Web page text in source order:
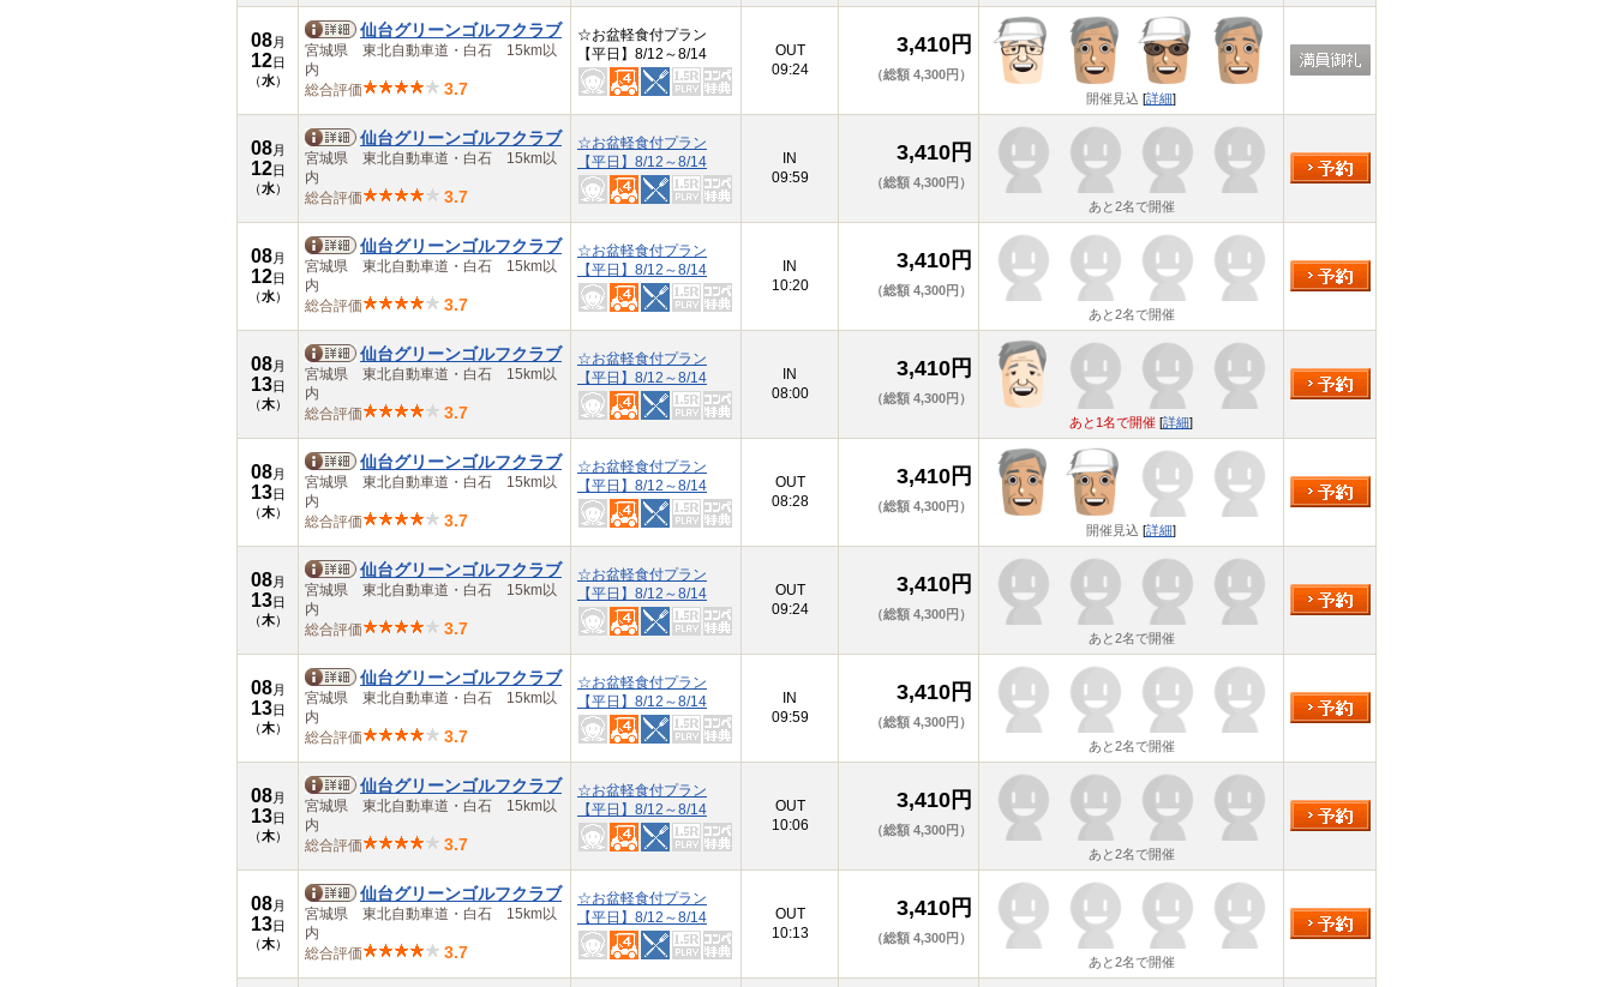
08月
12日
（水）
仙台グリーンゴルフクラブ
宮城県 東北自動車道・白石 15km以
内
総合評価
3.7
☆お盆軽食付プラン
【平日】8/12～8/14
OUT
09:24
3,410円
（総額 4,300円）
開催見込 [詳細]
08月
12日
（水）
仙台グリーンゴルフクラブ
宮城県 東北自動車道・白石 15km以
内
総合評価
3.7
☆お盆軽食付プラン
【平日】8/12～8/14
IN
09:59
3,410円
（総額 4,300円）
あと2名で開催
08月
12日
（水）
仙台グリーンゴルフクラブ
宮城県 東北自動車道・白石 15km以
内
総合評価
3.7
☆お盆軽食付プラン
【平日】8/12～8/14
IN
10:20
3,410円
（総額 4,300円）
あと2名で開催
08月
13日
（木）
仙台グリーンゴルフクラブ
宮城県 東北自動車道・白石 15km以
内
総合評価
3.7
☆お盆軽食付プラン
【平日】8/12～8/14
IN
08:00
3,410円
（総額 4,300円）
あと1名で開催 [詳細]
08月
13日
（木）
仙台グリーンゴルフクラブ
宮城県 東北自動車道・白石 15km以
内
総合評価
3.7
☆お盆軽食付プラン
【平日】8/12～8/14
OUT
08:28
3,410円
（総額 4,300円）
開催見込 [詳細]
08月
13日
（木）
仙台グリーンゴルフクラブ
宮城県 東北自動車道・白石 15km以
内
総合評価
3.7
☆お盆軽食付プラン
【平日】8/12～8/14
OUT
09:24
3,410円
（総額 4,300円）
あと2名で開催
08月
13日
（木）
仙台グリーンゴルフクラブ
宮城県 東北自動車道・白石 15km以
内
総合評価
3.7
☆お盆軽食付プラン
【平日】8/12～8/14
IN
09:59
3,410円
（総額 4,300円）
あと2名で開催
08月
13日
（木）
仙台グリーンゴルフクラブ
宮城県 東北自動車道・白石 15km以
内
総合評価
3.7
☆お盆軽食付プラン
【平日】8/12～8/14
OUT
10:06
3,410円
（総額 4,300円）
あと2名で開催
08月
13日
（木）
仙台グリーンゴルフクラブ
宮城県 東北自動車道・白石 15km以
内
総合評価
3.7
☆お盆軽食付プラン
【平日】8/12～8/14
OUT
10:13
3,410円
（総額 4,300円）
あと2名で開催